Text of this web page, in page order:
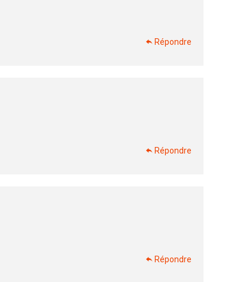
Répondre
Répondre
Répondre